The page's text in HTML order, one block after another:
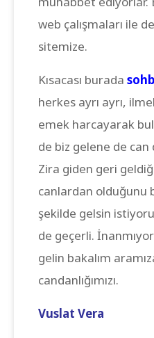
web çalışmaları ile
sitemize.
Kısacası burada
herkes ayrı ayrı,
emek harcayarak
de biz gelene de
Zira giden geri
canlardan olduğunu
şekilde gelsin
de geçerli.
gelin bakalım
candanlığımızı.
Vuslat Vera